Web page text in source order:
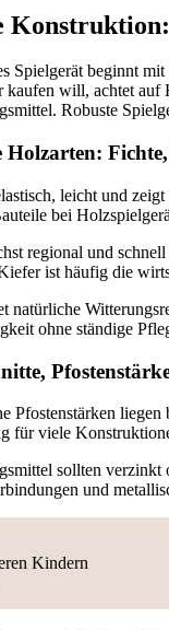
Spielgerät beginnt
kaufen will, achtet auf
Robuste
Holzarten:
leicht und
bei
regional und
ist häufig die
natürliche
ohne ständige
Pfostenstärken
für viele
sollten verzinkt
und
Kindern